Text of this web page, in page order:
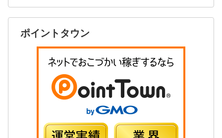
ポイントタウン